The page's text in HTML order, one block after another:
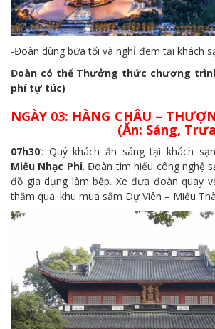
-Đoàn dùng bữa tối và nghỉ đem tại khách
Đoàn có thể Thưởng thức chương
phí tự túc)
NGÀY 03: HÀNG CHÂU –
(Ăn: Sáng, Trưa,
07h30’: Quý khách ăn sáng tại khách
Miếu Nhạc Phi. Đoàn tìm hiểu công nghệ
đồ gia dụng làm bếp. Xe đưa đoàn quay
thăm qua: khu mua sắm Dự Viên – Miếu